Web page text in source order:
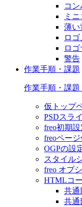
コ
ミ
薄い
ロ
ロ
警告
作業手順・課題
作業手順・課題
仮トップ
PSDスラ
freo初期設
freoペー
OGPの設
スタイル
freo オプ
HTMLコ
共通
共通